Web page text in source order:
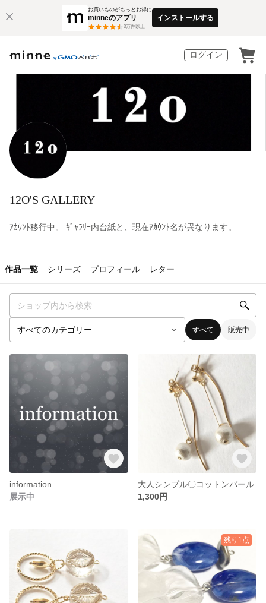
お買いものがもっとお得に
minneのアプリ
3万件以上
インストールする
ログイン
12O'S GALLERY
ｱｶｳﾝﾄ移行中。 ｷﾞｬﾗﾘｰ内台紙と、現在ｱｶｳﾝﾄ名が異なります。
作品一覧 シリーズ プロフィール レター
すべて 販売中
information
展示中
大人シンプル〇コットンパール
1,300円
残り1点